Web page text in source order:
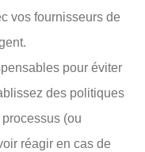
vos fournisseurs de
pour éviter
des politiques
(ou
réagir en cas de